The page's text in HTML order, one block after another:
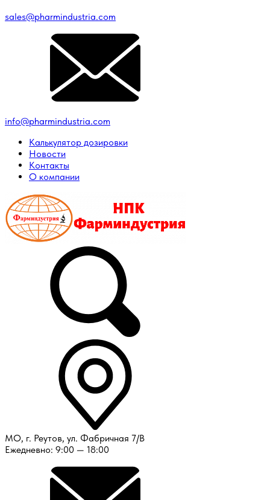
sales@pharmindustria.com
info@pharmindustria.com
Калькулятор дозировки
Новости
Контакты
О компании
МО, г. Реутов, ул. Фабричная 7/В
Ежедневно: 9:00 — 18:00